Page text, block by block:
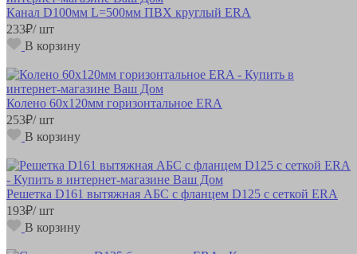
Канал D100мм L=500мм ПВХ круглый ERA
233₽/ шт
В корзину
Колено 60х120мм горизонтальное ERA
253₽/ шт
В корзину
Решетка D161 вытяжная АБС с фланцем D125 с сеткой ERA
193₽/ шт
В корзину